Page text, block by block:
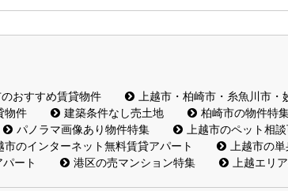
のおすすめ賃貸物件
上越市・柏崎市・糸魚川市
物件 建築条件なし売土地 柏崎市の物件特
パノラマ画像あり物件特集
上越市のペット相
市のインターネット無料賃貸アパート
上越市の
ート
港区の売マンション特集 上越エリ